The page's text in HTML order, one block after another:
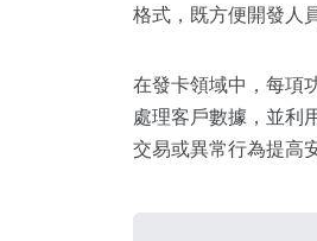
格式，既方便開發人
在發卡領域中，每項
處理客戶數據，並利
交易或異常行為提高